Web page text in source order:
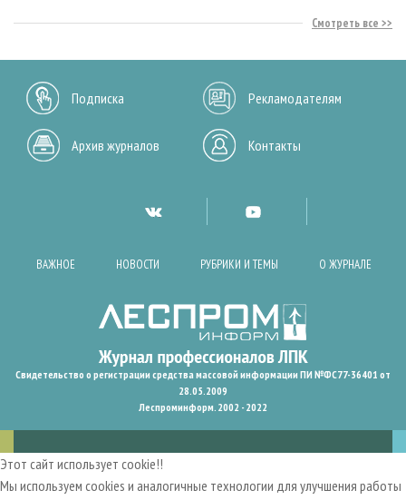
Смотреть все
Подписка Рекламодателям
Архив журналов Контакты
ВАЖНОЕ НОВОСТИ РУБРИКИ И ТЕМЫ О ЖУРНАЛЕ
Свидетельство о регистрации средства массовой информации ПИ №ФС77-36401 от
28.05.2009
Леспроминформ. 2002 - 2022
Этот сайт использует cookie!!
Мы используем cookies и аналогичные технологии для улучшения работы